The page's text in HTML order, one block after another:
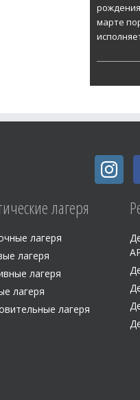
марте
лагеря
лагеря
лагеря
лагеря
лагеря
лагеря